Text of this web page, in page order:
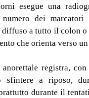
esegue una
dei
diffuso a tutto il colon
che orienta verso
anorettale registra,
sfintere a riposo,
durante il